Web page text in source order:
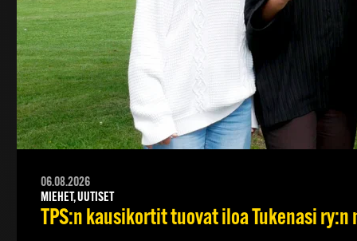
06.08.2026
MIEHET, UUTISET
TPS:n kausikortit tuovat iloa Tukenasi